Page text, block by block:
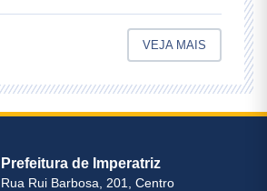
VEJA MAIS
Prefeitura de Imperatriz
Rua Rui Barbosa, 201, Centro